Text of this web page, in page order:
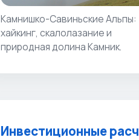
Камнишко-Савиньские Альпы:
хайкинг, скалолазание и
природная долина Камник.
Инвестиционные